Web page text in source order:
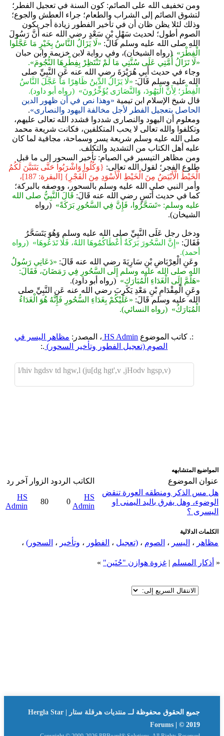
ومن تخفيف الله على الصائم: كون السنة في تعجيل الفطر؛
لتشوق الصائم إلى الشراب والطعام؛ جراء العطش والجوع؛
وذلك لئلا يظن ظان أن في تأخير الفطور زيادة أجر بكون
الصوم أطول؛ لحديث سَهْلِ بْنِ سَعْدٍ رضي الله عنه أَنَّ رَسُولَ
اللهِ صلى الله عليه وسلم قَالَ: «لَا يَزَالُ ‌النَّاسُ ‌بِخَيْرٍ مَا عَجَّلُوا
الْفِطْرَ» (رواه الشيخان)، وفي رواية لابن خزيمة وابن حبان
«لَا تَزَالُ أُمَّتِي عَلَى سُنَّتِي مَا لَمْ تَنْتَظِرْ ‌بِفِطْرِهَا ‌النُّجُومَ».
وجاء في حديث أَبِي هُرَيْرَةَ رضي الله عنه عَنِ النَّبِيِّ صلى
الله عليه وسلم قَالَ: «‌لَا ‌يَزَالُ ‌الدِّينُ ‌ظَاهِرًا مَا عَجَّلَ النَّاسُ
الْفِطْرَ؛ لِأَنَّ الْيَهُودَ، وَالنَّصَارَى يُؤَخِّرُونَ» (رواه أبو داود).
قال شيخ الإسلام ابن تيمية «وهذا نص في أن ظهور الدين
‌الحاصل ‌بتعجيل الفطر لأجل مخالفة اليهود والنصارى».
ومعلوم أن اليهود والنصارى شددوا فشدد الله تعالى عليهم،
وتكلفوا والله تعالى لا يحب المتكلفين، فكانت شريعة محمد
صلى الله عليه وسلم شريعة يسر وسماحة، مجافية لما كان
عليه أهل الكتاب من التشديد والتكلف.
ومن مظاهر التيسير في الصيام: تأخير السحور إلى ما قبل
طلوع الفجر؛ لقول الله تعالى: {وَكُلُوا وَاشْرَبُوا حَتَّى يَتَبَيَّنَ لَكُمُ
الْخَيْطُ الْأَبْيَضُ مِنَ الْخَيْطِ الْأَسْوَدِ مِنَ الْفَجْرِ} [البقرة: 187]،
وأمر النبي صلى الله عليه وسلم بالسحور، ووصفه بالبركة؛
كما في حديث أَنَسٍ رضي الله عنه قَالَ: قَالَ النَّبِيُّ صلى الله
عليه وسلم: «تَسَحَّرُوا، فَإِنَّ ‌فِي ‌السَّحُورِ ‌بَرَكَةً» (رواه
الشيخان).
ودخل رجل عَلَى النَّبِيِّ صلى الله عليه وسلم وَهُوَ يَتَسَحَّرُ
فَقَالَ: «إِنَّ السَّحُورَ ‌بَرَكَةٌ ‌أَعْطَاكُمُوهَا اللهُ، فَلَا تَدَعُوهَا» (رواه
أحمد).
وعَنِ الْعِرْبَاضِ بْنِ سَارِيَةَ رضي الله عنه قَالَ: «دَعَانِي رَسُولُ
اللهِ صلى الله عليه وسلم إِلَى السَّحُورِ فِي رَمَضَانَ، فَقَالَ:
«هَلُمَّ إِلَى ‌الْغَدَاءِ ‌الْمُبَارَكِ» (رواه أبو داود).
وعَنِ الْمِقْدَامِ بْنِ مَعْدِ يَكَرِبَ رضي الله عنه عَنِ النَّبِيِّ صلى
الله عليه وسلم قَالَ: «عَلَيْكُمْ بِغَدَاءِ السُّحُورِ فَإِنَّهُ هُوَ ‌الْغَدَاءُ
‌الْمُبَارَكُ» (رواه النسائي).
:. كاتب الموضوع HS Admin ، المصدر: مظاهر اليسر في
الصوم (تعجيل الفطور وتأخير السحور) .:
l/hiv hgdsv td hgw,l (ju[dg hgt',v ,jHodv hgsp,v)
المواضيع المتشابهه
عنوان الموضوع الكاتب الردود الزوار
آخر رد
هل مس الذكر ومنطقه العورة تنقض
الوضوء، وهل يفرق باليد اليمنى او
اليسرى ؟
HS
Admin
0
80
HS
Admin
الكلمات الدلالية
مظاهر ، اليسر ، الصوم ، (تعجيل ، الفطور ، وتأخير ، السحور) ،
« أذكار المسلم | غزوة هوازن "حُنَين" »
جميع الحقوق محفوظة لــ
منتديات هرقلة ستار | Hergla Star
Forums | © 2019